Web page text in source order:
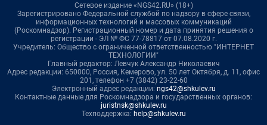
Сетевое издание «NGS42.RU» (18+)
Зарегистрировано Федеральной службой по надзору в сфере связи,
информационных технологий и массовых коммуникаций
(Роскомнадзор). Регистрационный номер и дата принятия решения о
регистрации - ЭЛ № ФС 77-78817 от 07.08.2020 г.
Учредитель: Общество с ограниченной ответственностью "ИНТЕРНЕТ
ТЕХНОЛОГИИ"
Главный редактор: Левчук Александр Николаевич
Адрес редакции: 650000, Россия, Кемерово, ул. 50 лет Октября, д. 11, офис
201, телефон +7 (3842) 23-22-60
Электронный адрес редакции: ngs42@shkulev.ru
Контактные данные для Роскомнадзора и государственных органов:
juristnsk@shkulev.ru
Техподдержка: help@shkulev.ru